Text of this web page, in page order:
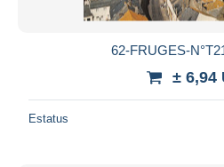
62-FRUGES-
± 6,94
Estatus